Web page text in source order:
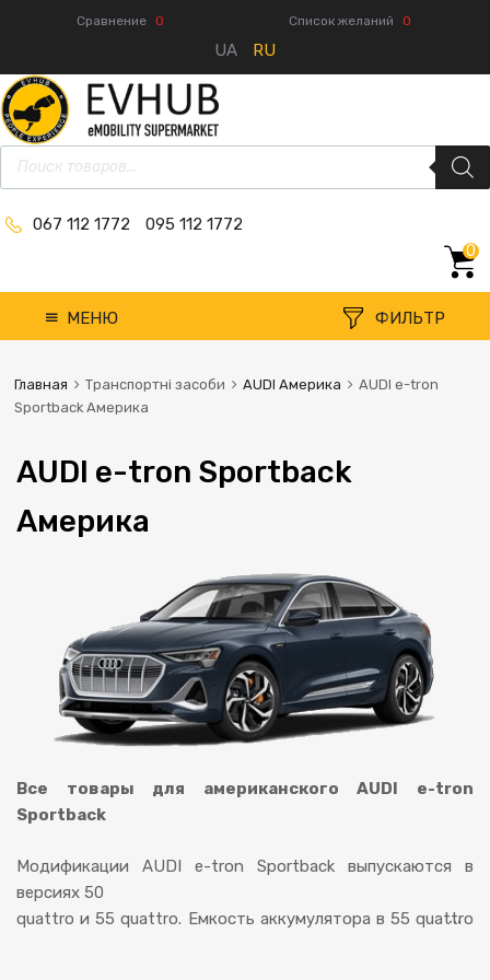
Сравнение 0 Список желаний 0
UA RU
067 112 1772 095 112 1772
0
МЕНЮ ФИЛЬТР
Главная Транспортні засоби AUDI Америка
AUDI e-tron
Sportback Америка
AUDI e-tron Sportback
Америка
Все товары для американского AUDI e-tron
Sportback
Модификации AUDI e-tron Sportback выпускаются в
версиях 50
quattro и 55 quattro. Емкость аккумулятора в 55 quattro
...